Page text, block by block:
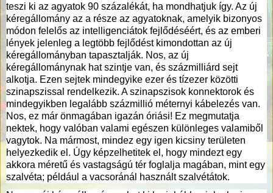
teszi ki az agyatok 90 százalékát, ha mondhatjuk így. Az új
kéregállomány az a része az agyatoknak, amelyik bizonyos
módon felelős az intelligenciátok fejlődéséért, és az emberi
lények jelenleg a legtöbb fejlődést kimondottan az új
kéregállományban tapasztalják. Nos, az új
kéregállománynak hat szintje van, és százmilliárd sejt
alkotja. Ezen sejtek mindegyike ezer és tízezer közötti
szinapszissal rendelkezik. A szinapszisok konnektorok és
mindegyikben legalább százmillió méternyi kábelezés van.
Nos, ez már önmagában igazán óriási! Ez megmutatja
nektek, hogy valóban valami egészen különleges valamiből
vagytok. Na mármost, mindez egy igen kicsiny területen
helyezkedik el. Úgy képzelhetitek el, hogy mindezt egy
akkora méretű és vastagságú tér foglalja magában, mint egy
szalvéta; például a vacsoránál használt szalvétátok.